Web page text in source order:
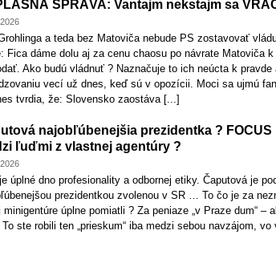
SPRÁVA: Vantajm nekstajm sa
a teda bez Matoviča nebude PS zostavovať
Fica dáme dolu aj za cenu chaosu po návrate Matoviča
Ako budú vládnuť ? Naznačuje to ich neúcta k
vecí už dnes, keď sú v opozícii. Moci sa ujmú
tvrdia, že: Slovensko zaostáva [...]
najobľúbenejšia prezidentka ?
ľuďmi z vlastnej agentúry ?
úplné dno profesionality a odbornej etiky. Čaputová je
prezidentkou zvolenou v SR … To čo je za
minigentúre úplne pomiatli ? Za peniaze „v Praze dum“ –
ste robili ten „prieskum“ iba medzi sebou navzájom,